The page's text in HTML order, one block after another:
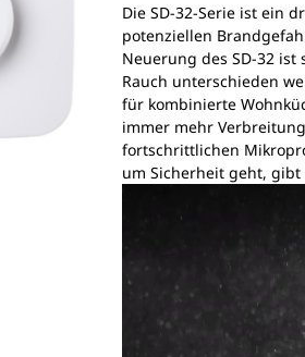
Die SD-32-Serie ist ein
potenziellen
Neuerung des SD-32
Rauch unterschieden
für kombinierte
immer mehr
fortschrittlichen
um Sicherheit geht, gibt